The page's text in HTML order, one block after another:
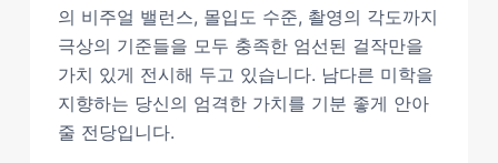
의 비주얼 밸런스, 몰입도 수준, 촬영의 각도까지
극상의 기준들을 모두 충족한 엄선된 걸작만을
가치 있게 전시해 두고 있습니다. 남다른 미학을
지향하는 당신의 엄격한 가치를 기분 좋게 안아
줄 전당입니다.